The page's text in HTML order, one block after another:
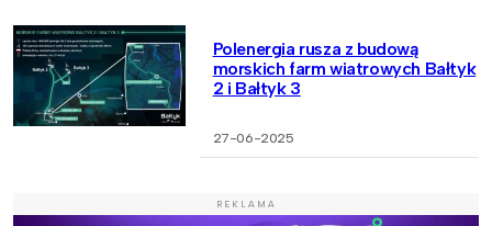
Polenergia rusza z budową
morskich farm wiatrowych Bałtyk
2 i Bałtyk 3
27-06-2025
REKLAMA